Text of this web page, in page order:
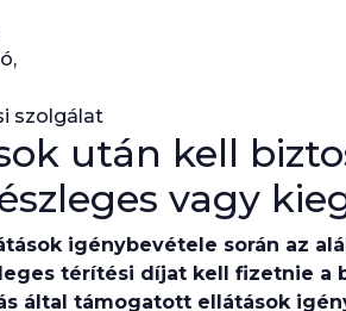
szolgálat
után kell
vagy
igénybevétele során az
térítési díjat kell fizetnie a
által támogatott ellátások